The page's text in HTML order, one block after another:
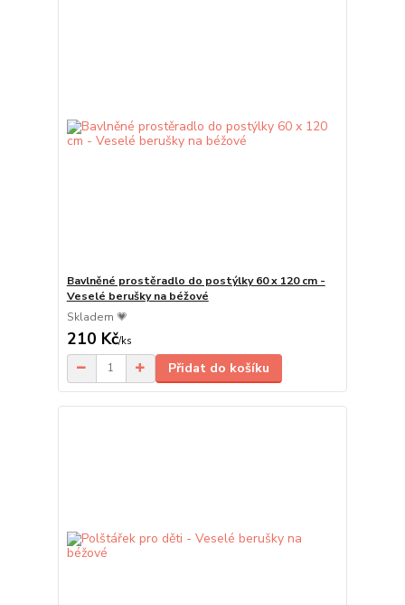
Bavlněné prostěradlo do postýlky 60 x 120 cm -
Veselé berušky na béžové
Skladem 💗
210 Kč/ks
Přidat do košíku